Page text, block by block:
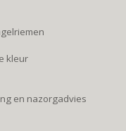
kleur
en nazorgadvies